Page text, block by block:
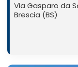
Via Gasparo da
Brescia (BS)